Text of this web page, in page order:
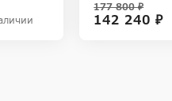
142 240 ₽
177 800 ₽